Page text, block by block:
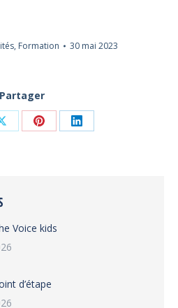
, Formation 30 mai 2023
Partager
PartagerPartagerPartager
Voice kids
d’étape